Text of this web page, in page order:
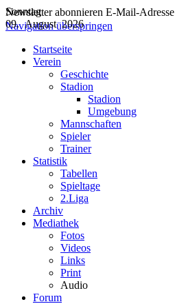
Sonntag
09. August 2026
Newsletter abonnieren E-Mail-Adresse
Navigation überspringen
Startseite
Verein
Geschichte
Stadion
Stadion
Umgebung
Mannschaften
Spieler
Trainer
Statistik
Tabellen
Spieltage
2.Liga
Archiv
Mediathek
Fotos
Videos
Links
Print
Audio
Forum